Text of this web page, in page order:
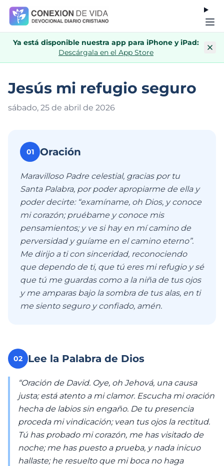
Ya está disponible nuestra app para iPhone y iPad:
Descárgala en el App Store
Jesús mi refugio seguro
sábado, 25 de abril de 2026
01 Oración
Maravilloso Padre celestial, gracias por tu
Santa Palabra, por poder apropiarme de ella y
poder decirte: “examíname, oh Dios, y conoce
mi corazón; pruébame y conoce mis
pensamientos; y ve si hay en mí camino de
perversidad y guíame en el camino eterno”.
Me dirijo a ti con sinceridad, reconociendo
que dependo de ti, que tú eres mi refugio y sé
que tú me guardas como a la niña de tus ojos
y me amparas bajo la sombra de tus alas, en ti
me siento seguro y confiado, amén.
02 Lee la Palabra de Dios
“Oración de David. Oye, oh Jehová, una causa
justa; está atento a mi clamor. Escucha mi oración
hecha de labios sin engaño. De tu presencia
proceda mi vindicación; vean tus ojos la rectitud.
Tú has probado mi corazón, me has visitado de
noche; me has puesto a prueba, y nada inicuo
hallaste; he resuelto que mi boca no haga